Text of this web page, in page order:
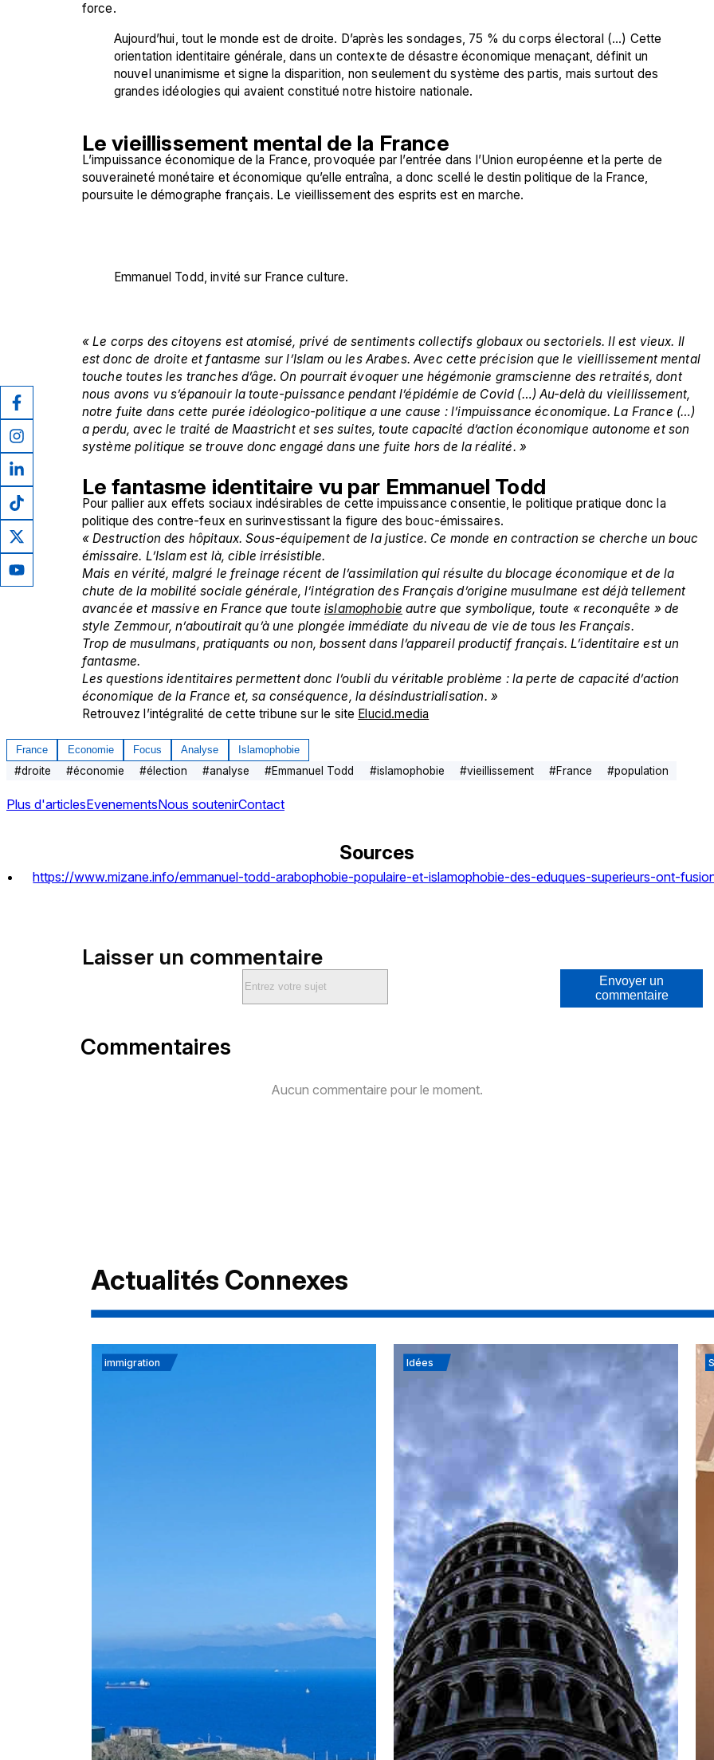
force.
Aujourd’hui, tout le monde est de droite. D’après les sondages, 75 % du corps électoral (…) Cette
orientation identitaire générale, dans un contexte de désastre économique menaçant, définit un
nouvel unanimisme et signe la disparition, non seulement du système des partis, mais surtout des
grandes idéologies qui avaient constitué notre histoire nationale.
Le vieillissement mental de la France
L’impuissance économique de la France, provoquée par l’entrée dans l’Union européenne et la perte de
souveraineté monétaire et économique qu’elle entraîna, a donc scellé le destin politique de la France,
poursuite le démographe français. Le vieillissement des esprits est en marche.
Emmanuel Todd, invité sur France culture.
« Le corps des citoyens est atomisé, privé de sentiments collectifs globaux ou sectoriels. Il est vieux. Il
est donc de droite et fantasme sur l’Islam ou les Arabes. Avec cette précision que le vieillissement mental
touche toutes les tranches d’âge. On pourrait évoquer une hégémonie gramscienne des retraités, dont
nous avons vu s’épanouir la toute-puissance pendant l’épidémie de Covid (…) Au-delà du vieillissement,
notre fuite dans cette purée idéologico-politique a une cause : l’impuissance économique. La France (…)
a perdu, avec le traité de Maastricht et ses suites, toute capacité d’action économique autonome et son
système politique se trouve donc engagé dans une fuite hors de la réalité. »
Le fantasme identitaire vu par Emmanuel Todd
Pour pallier aux effets sociaux indésirables de cette impuissance consentie, le politique pratique donc la
politique des contre-feux en surinvestissant la figure des bouc-émissaires.
« Destruction des hôpitaux. Sous-équipement de la justice. Ce monde en contraction se cherche un bouc
émissaire. L’Islam est là, cible irrésistible.
Mais en vérité, malgré le freinage récent de l’assimilation qui résulte du blocage économique et de la
chute de la mobilité sociale générale, l’intégration des Français d’origine musulmane est déjà tellement
avancée et massive en France que toute islamophobie autre que symbolique, toute « reconquête » de
style Zemmour, n’aboutirait qu’à une plongée immédiate du niveau de vie de tous les Français.
Trop de musulmans, pratiquants ou non, bossent dans l’appareil productif français. L’identitaire est un
fantasme.
Les questions identitaires permettent donc l’oubli du véritable problème : la perte de capacité d’action
économique de la France et, sa conséquence, la désindustrialisation. »
Retrouvez l’intégralité de cette tribune sur le site Elucid.media
France Economie Focus Analyse Islamophobie
#droite #économie #élection #analyse #Emmanuel Todd #islamophobie #vieillissement #France #population
Plus d'articlesEvenementsNous soutenirContact
Sources
https://www.mizane.info/emmanuel-todd-arabophobie-populaire-et-islamophobie-des-eduques-superieurs-ont-
Laisser un commentaire
Envoyer un
commentaire
Commentaires
Aucun commentaire pour le moment.
Actualités Connexes
immigration Idées